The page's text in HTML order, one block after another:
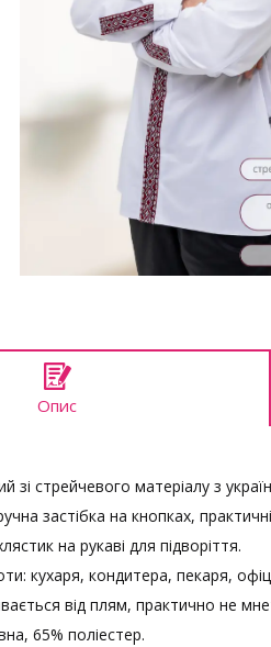
Опис
зі стрейчевого матеріалу з
застібка на кнопках,
на рукаві для підворіття.
кухаря, кондитера, пекаря,
від плям, практично не
65% поліестер.